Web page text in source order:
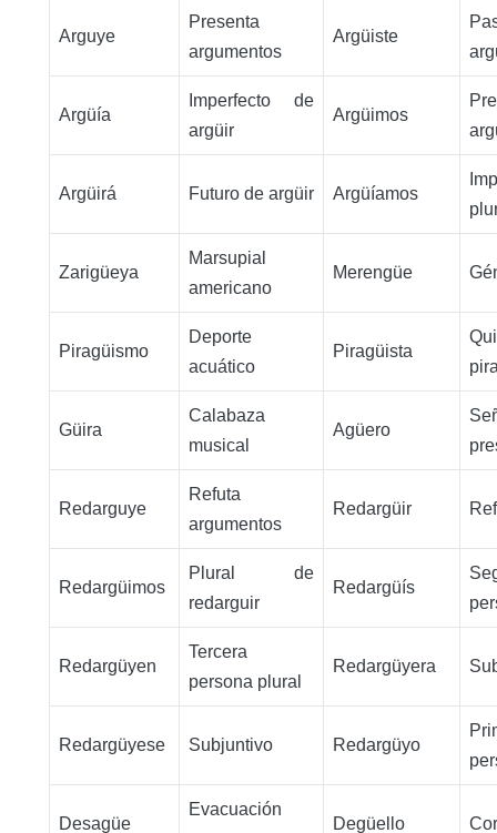
Arguye
Presenta
argumentos
Argüiste
Argüía
Imperfecto de
argüir
Argüimos
Argüirá Futuro de argüir Argüíamos
Zarigüeya
Marsupial
americano
Merengüe
Piragüismo
Deporte
acuático
Piragüista
Güira
Calabaza
musical
Agüero
Redarguye
Refuta
argumentos
Redargüir
Redargüimos
Plural de
redarguir
Redargüís
Redargüyen
Tercera
persona plural
Redargüyera
Redargüyese Subjuntivo Redargüyo
Desagüe
Evacuación
Degüello